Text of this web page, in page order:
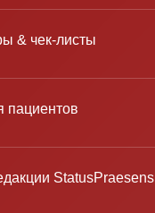
& чек-листы
пациентов
StatusPraesens